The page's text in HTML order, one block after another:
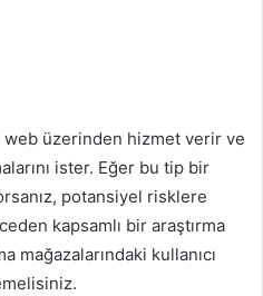
web üzerinden hizmet verir ve
ister. Eğer bu tip bir
potansiyel risklere
kapsamlı bir araştırma
mağazalarındaki kullanıcı